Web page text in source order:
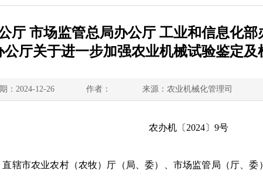
厅 市场监管总局办公厅 工业和信息化
公厅关于进一步加强农业机械试验鉴定
：2024-12-26 作者： 来源：农业机械化管理司
农办机〔 2024〕 9号
辖市农业农村（农牧）厅（局、委） 市场监管局（厅、委）